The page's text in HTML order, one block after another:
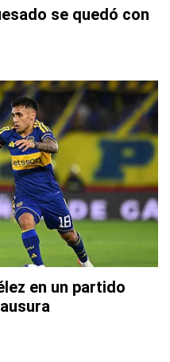
se quedó con
en un partido